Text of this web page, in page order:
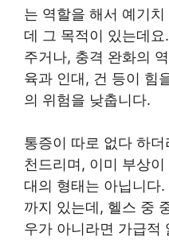
는 역할을 해서 예기
데 그 목적이 있는데
주거나, 충격 완화의
육과 인대, 건 등이 힘
의 위험을 낮춥니다.
통증이 따로 없다 하
천드리며, 이미 부상
대의 형태는 아닙니
까지 있는데, 헬스 중
우가 아니라면 가급적